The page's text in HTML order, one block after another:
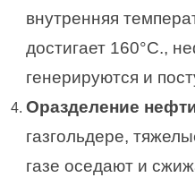
внутренняя
достигает 160°C.,
генерируются и
Оразделение
газгольдере,
газе оседают и